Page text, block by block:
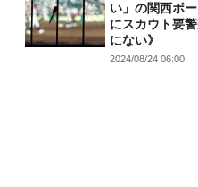
い」の関西ボ
にスカウト要
にない》
2024/08/24 06:00